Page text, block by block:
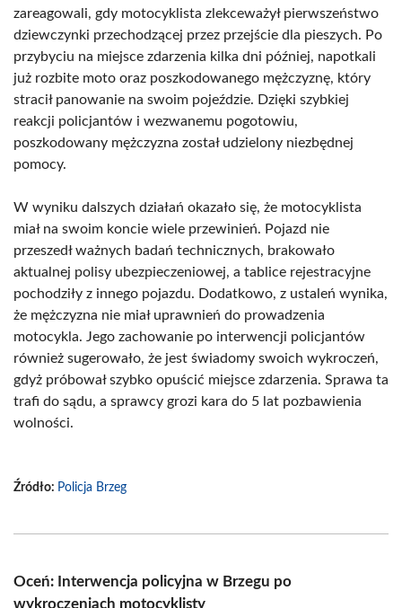
zareagowali, gdy motocyklista zlekceważył pierwszeństwo
dziewczynki przechodzącej przez przejście dla pieszych. Po
przybyciu na miejsce zdarzenia kilka dni później, napotkali
już rozbite moto oraz poszkodowanego mężczyznę, który
stracił panowanie na swoim pojeździe. Dzięki szybkiej
reakcji policjantów i wezwanemu pogotowiu,
poszkodowany mężczyzna został udzielony niezbędnej
pomocy.
W wyniku dalszych działań okazało się, że motocyklista
miał na swoim koncie wiele przewinień. Pojazd nie
przeszedł ważnych badań technicznych, brakowało
aktualnej polisy ubezpieczeniowej, a tablice rejestracyjne
pochodziły z innego pojazdu. Dodatkowo, z ustaleń wynika,
że mężczyzna nie miał uprawnień do prowadzenia
motocykla. Jego zachowanie po interwencji policjantów
również sugerowało, że jest świadomy swoich wykroczeń,
gdyż próbował szybko opuścić miejsce zdarzenia. Sprawa ta
trafi do sądu, a sprawcy grozi kara do 5 lat pozbawienia
wolności.
Źródło: Policja Brzeg
Oceń: Interwencja policyjna w Brzegu po
wykroczeniach motocyklisty